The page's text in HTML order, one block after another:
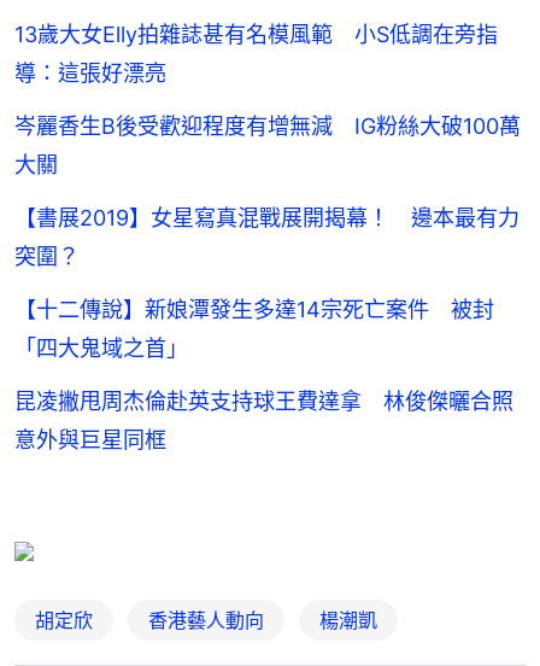
13歲大女Elly拍雜誌甚有名模風範 小S低調在旁指
導：這張好漂亮
岑麗香生B後受歡迎程度有增無減 IG粉絲大破100萬
大關
【書展2019】女星寫真混戰展開揭幕！ 邊本最有力
突圍？
【十二傳說】新娘潭發生多達14宗死亡案件 被封
「四大鬼域之首」
昆凌撇甩周杰倫赴英支持球王費達拿 林俊傑曬合照
意外與巨星同框
胡定欣 香港藝人動向 楊潮凱